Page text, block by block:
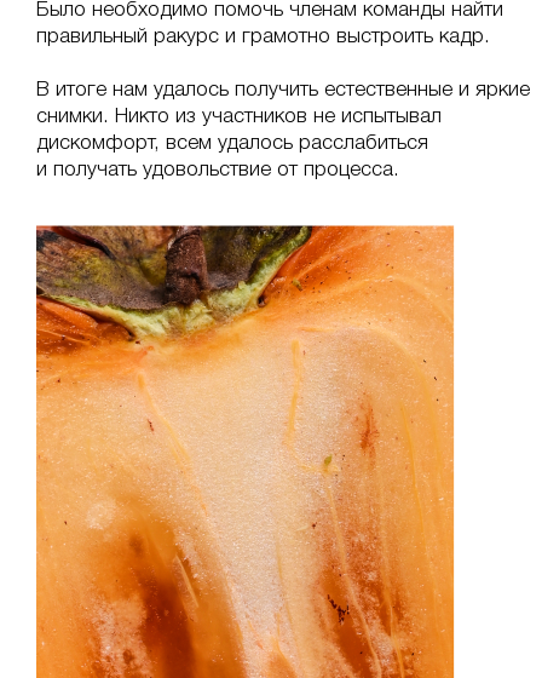
Было необходимо помочь членам команды найти
правильный ракурс и грамотно выстроить кадр.
В итоге нам удалось получить естественные и яркие
снимки. Никто из участников не испытывал
дискомфорт, всем удалось расслабиться
и получать удовольствие от процесса.